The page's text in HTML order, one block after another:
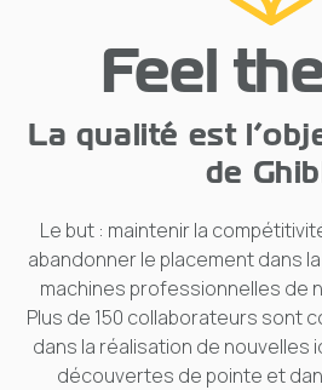
Feel
La qualité est
de
Le but : maintenir la
abandonner le placement dans
machines professionnelles de
Plus de 150 collaborateurs sont
dans la réalisation de nouvelles
découvertes de pointe et